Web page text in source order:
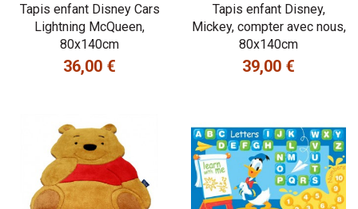
Tapis enfant Disney Cars
Lightning McQueen,
80x140cm
Prix
36,00 €
Tapis enfant Disney,
Mickey, compter avec nous,
80x140cm
Prix
39,00 €